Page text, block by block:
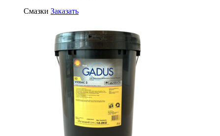
Смазки Заказать